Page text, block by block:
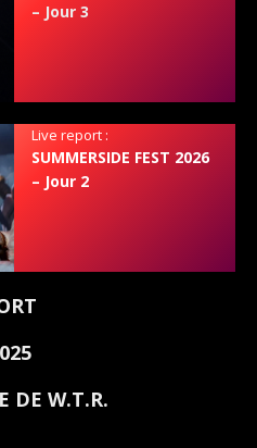
– Jour 3
Live report :
SUMMERSIDE FEST 2026
– Jour 2
DE W.T.R.